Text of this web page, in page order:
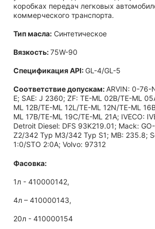
коробках передач легковых
коммерческого транспорта.
Тип масла: Синтетическое
Вязкость:75W-90
Спецификация API: GL-4/GL-5
Соответствие допускам:ARVIN: 0-76-
E; SAE: J 2360; ZF: TE-ML 02B/TE-ML
ML 12B/TE-ML 12L/TE-ML 12N/TE-ML
ML 17B/TE-ML 19C/TE-ML 21A; IVECO:
Detroit Diesel: DFS 93K219.01; Mack:
Z2/342 Typ M3/342 Typ S1; MB: 235.8;
1:0/STO 2:0A; Volvo: 97312
Фасовка:
1л - 410000142,
4л – 410000143,
20л - 410000154